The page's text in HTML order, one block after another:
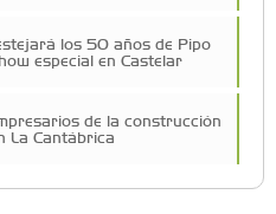
los 50 años de Pipo
especial en Castelar
de la construcción
La Cantábrica